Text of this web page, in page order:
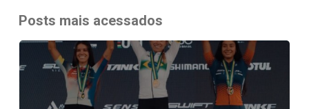
Posts mais acessados